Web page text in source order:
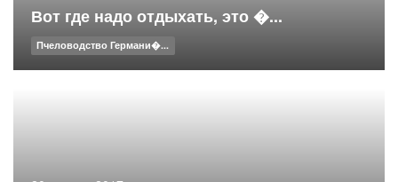
Вот где надо отдыхать, это �...
Пчеловодство Германи�...